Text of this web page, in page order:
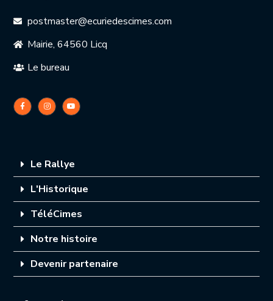
postmaster@ecuriedescimes.com
Mairie, 64560 Licq
Le bureau
Le Rallye
L'Historique
TéléCimes
Notre histoire
Devenir partenaire